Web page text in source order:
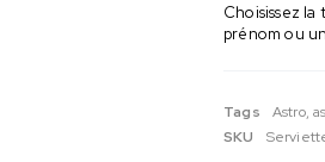
Choisissez
prénom ou
Tags Astro,
SKU